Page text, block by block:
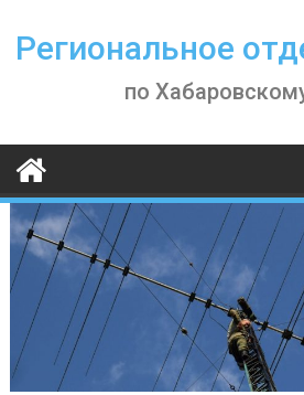
content
Региональное
по